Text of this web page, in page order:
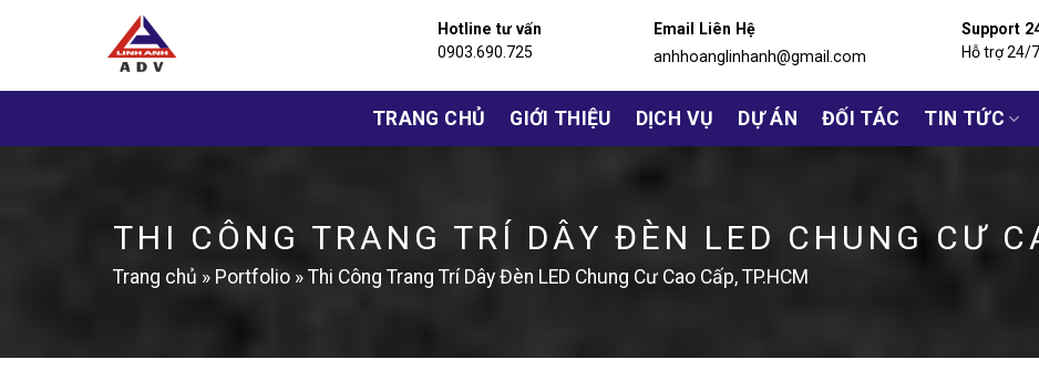
Hotline tư vấn
0903.690.725
Email Liên Hệ
anhhoanglinhanh@gmail.com
Support
Hỗ trợ 24/7
TRANG CHỦ GIỚI THIỆU DỊCH VỤ DỰ ÁN ĐỐI TÁC TIN TỨC
THI CÔNG TRANG TRÍ DÂY ĐÈN LED CHUNG CƯ
Trang chủ » Portfolio » Thi Công Trang Trí Dây Đèn LED Chung Cư Cao Cấp, TP.HCM